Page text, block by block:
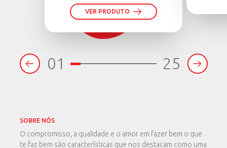
VER PRODUTO
01 25
SOBRE NÓS
O compromisso, a qualidade e o amor em fazer bem o que
te faz bem são características que nos destacam como uma